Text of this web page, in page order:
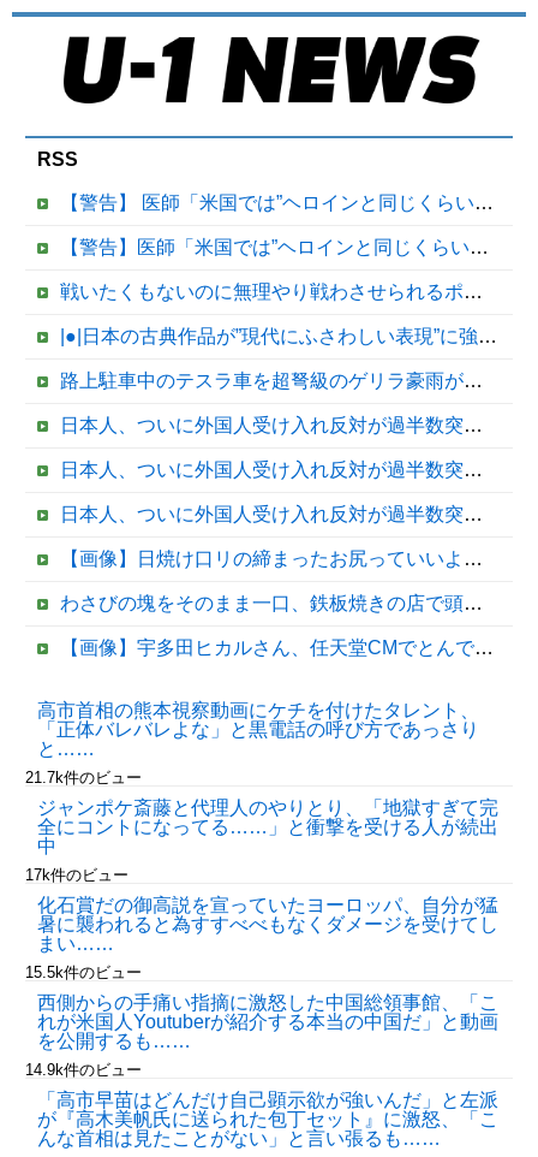
RSS
【警告】 医師「米国では”ヘロインと同じくらいヤバい薬”が日本では平気で処方されてる」
【警告】医師「米国では”ヘロインと同じくらいヤバい薬”が日本では平気で処方されてる」
戦いたくもないのに無理やり戦わさせられるポケモンが可哀想
|●|日本の古典作品が”現代にふさわしい表現”に強制変更される事態が進行中、今の価値観に照らせば……
路上駐車中のテスラ車を超弩級のゲリラ豪雨が直撃、水が溢れてどんどん浸かっていくのを……
日本人、ついに外国人受け入れ反対が過半数突破ｗｗｗ他
日本人、ついに外国人受け入れ反対が過半数突破ｗｗｗ
日本人、ついに外国人受け入れ反対が過半数突破ｗｗｗ
【画像】日焼け口リの締まったお尻っていいよね！ｗｗｗｗｗ
わさびの塊をそのまま一口、鉄板焼きの店で頭を抱えた男「もう時間の匂いまで嗅ぎ分けられるだろ」【海外の反応】
【画像】宇多田ヒカルさん、任天堂CMでとんでもない服を着てしまうｗｗｗｗ
【なぜ？】中国企業に取得されたマンション、日本人が出ていきネパール人で埋まる
Powered by livedoor 相互RSS
高市首相の熊本視察動画にケチを付けたタレント、
「正体バレバレよな」と黒電話の呼び方であっさり
と……
21.7k件のビュー
ジャンポケ斎藤と代理人のやりとり、「地獄すぎて完
全にコントになってる……」と衝撃を受ける人が続出
中
17k件のビュー
化石賞だの御高説を宣っていたヨーロッパ、自分が猛
暑に襲われると為すすべべもなくダメージを受けてし
まい……
15.5k件のビュー
西側からの手痛い指摘に激怒した中国総領事館、「こ
れが米国人Youtuberが紹介する本当の中国だ」と動画
を公開するも……
14.9k件のビュー
「高市早苗はどんだけ自己顕示欲が強いんだ」と左派
が『高木美帆氏に送られた包丁セット』に激怒、「こ
んな首相は見たことがない」と言い張るも……